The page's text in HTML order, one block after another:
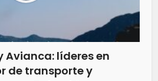
Avianca: líderes en
de transporte y